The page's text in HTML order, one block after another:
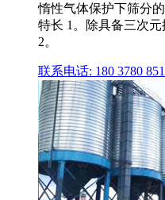
惰性气体保护下筛分
特长 1。除具备三次元
2。
联系电话: 180 3780